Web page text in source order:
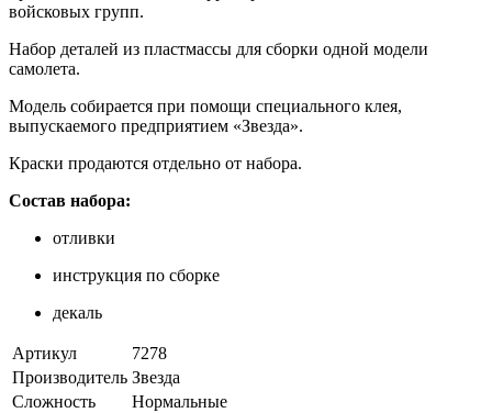
войсковых групп.
Набор деталей из пластмассы для сборки одной модели
самолета.
Модель собирается при помощи специального клея,
выпускаемого предприятием «Звезда».
Краски продаются отдельно от набора.
Состав набора:
отливки
инструкция по сборке
декаль
Артикул
7278
Производитель Звезда
Сложность
Нормальные